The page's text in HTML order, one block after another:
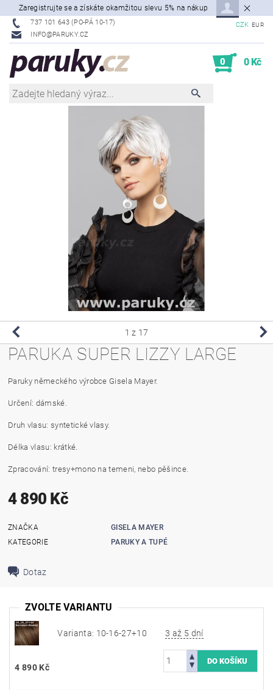
Zaregistrujte se a získáte okamžitou slevu 5% na nákup
737 101 643 (PO-PÁ 10-17)
INFO@PARUKY.CZ
CZK EUR
0 0 Kč
1 z 17
PARUKA SUPER LIZZY LARGE
Paruky německého výrobce Gisela Mayer.
Určení: dámské.
Druh vlasu: syntetické vlasy.
Délka vlasu: krátké.
Zpracování: tresy+mono na temeni, nebo pěšince.
4 890 Kč
ZNAČKA
GISELA MAYER
KATEGORIE
PARUKY A TUPÉ
Dotaz
ZVOLTE VARIANTU
Varianta: 10-16-27+10 3 až 5 dní
4 890 Kč